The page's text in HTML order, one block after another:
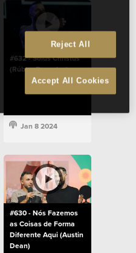
#632 - Solus Christus
(Rúben Barradas)
Jan 8 2024
#630 - Nós Fazemos
as Coisas de Forma
Diferente Aqui (Austin
Dean)
Reject All
Accept All Cookies